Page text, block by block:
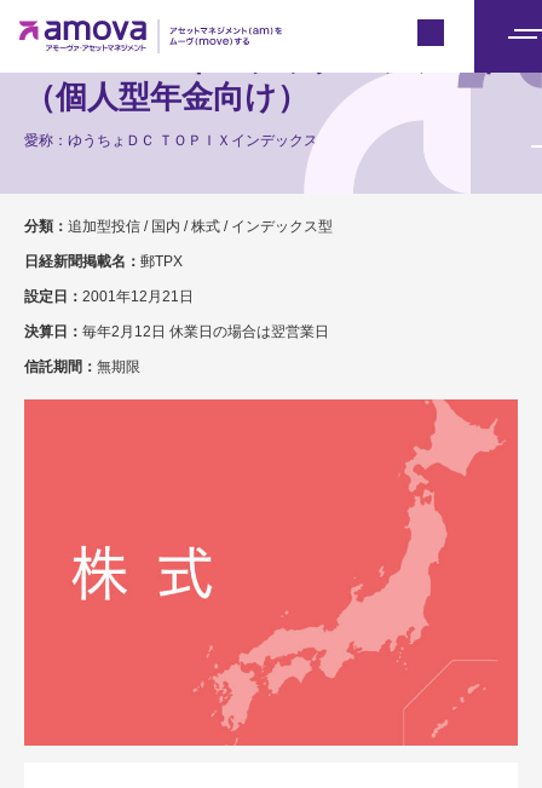
ニ
ＴＯＰＩＸインデックスファンド
（個人型年金向け）
愛称：ゆうちょＤＣ ＴＯＰＩＸインデックス
分類： 追加型投信 / 国内 / 株式 / インデックス型
日経新聞掲載名： 郵TPX
設定日： 2001年12月21日
決算日： 毎年2月12日 休業日の場合は翌営業日
信託期間： 無期限